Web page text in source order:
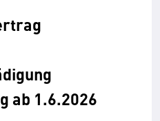
ab 1.6.2026